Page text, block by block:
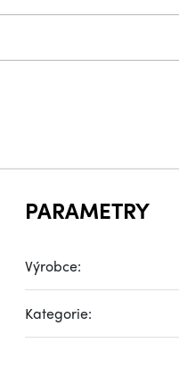
PARAMETRY
Výrobce:
Kategorie: